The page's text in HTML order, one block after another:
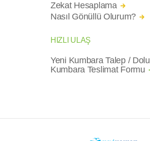
Zekat Hesaplama
Nasıl Gönüllü Olurum?
HIZLI ULAŞ
Yeni Kumbara Talep / Dolu
Kumbara Teslimat Formu